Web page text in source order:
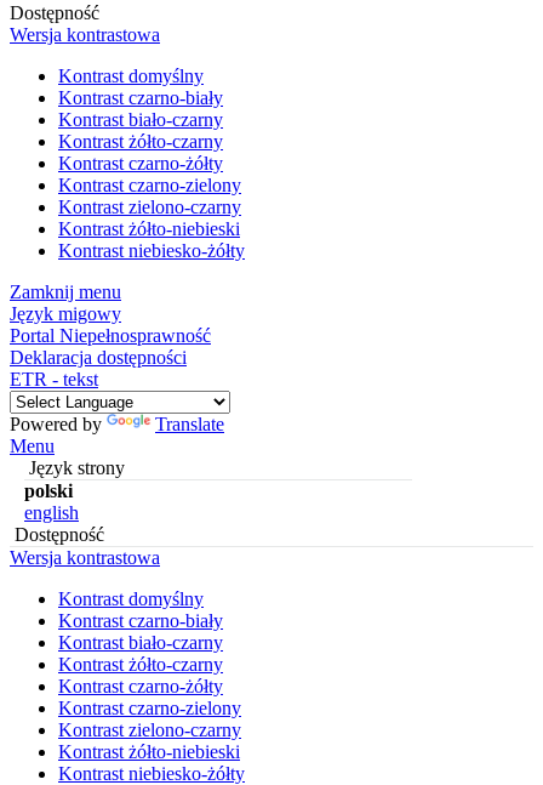
Dostępność
Wersja kontrastowa
Kontrast domyślny
Kontrast czarno-biały
Kontrast biało-czarny
Kontrast żółto-czarny
Kontrast czarno-żółty
Kontrast czarno-zielony
Kontrast zielono-czarny
Kontrast żółto-niebieski
Kontrast niebiesko-żółty
Zamknij menu
Język migowy
Portal Niepełnosprawność
Deklaracja dostępności
ETR - tekst
Powered by
Translate
Menu
Język strony
polski
english
Dostępność
Wersja kontrastowa
Kontrast domyślny
Kontrast czarno-biały
Kontrast biało-czarny
Kontrast żółto-czarny
Kontrast czarno-żółty
Kontrast czarno-zielony
Kontrast zielono-czarny
Kontrast żółto-niebieski
Kontrast niebiesko-żółty